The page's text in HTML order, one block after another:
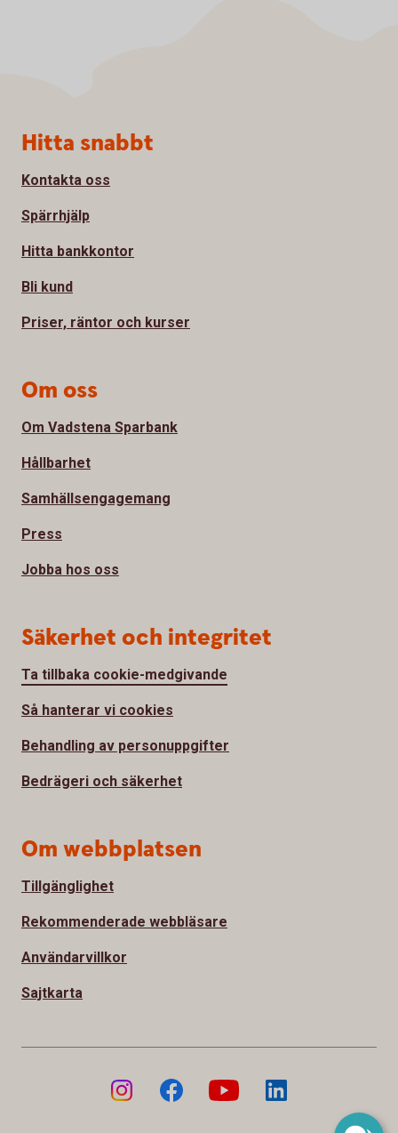
Sidfot
Hitta snabbt
Kontakta oss
Spärrhjälp
Hitta bankkontor
Bli kund
Priser, räntor och kurser
Om oss
Om Vadstena Sparbank
Hållbarhet
Samhällsengagemang
Press
Jobba hos oss
Säkerhet och integritet
Ta tillbaka cookie-medgivande
Så hanterar vi cookies
Behandling av personuppgifter
Bedrägeri och säkerhet
Om webbplatsen
Tillgänglighet
Rekommenderade webbläsare
Användarvillkor
Sajtkarta